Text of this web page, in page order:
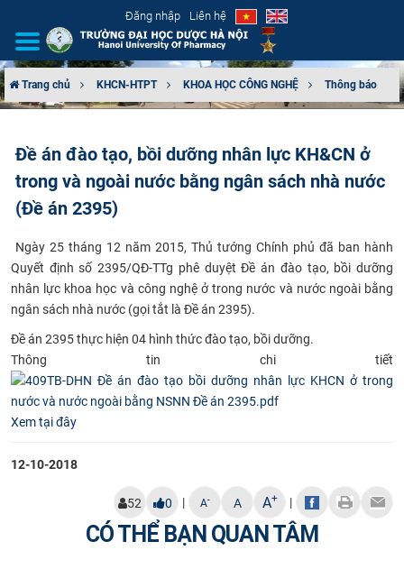
Đăng nhập Liên hệ
CƠ CẤU TỔ CHỨC
TUYỂN SINH
ĐÀO TẠO
ĐẢM BẢO CHẤT LƯỢNG
KHOA HỌC CÔNG NGHỆ
HTQT
CỰU NGƯỜI HỌC
Trang chủ KHCN-HTPT KHOA HỌC CÔNG NGHỆ Thông báo
Đề án đào tạo, bồi dưỡng nhân lực KH&CN ở
trong và ngoài nước bằng ngân sách nhà nước
(Đề án 2395)
Ngày 25 tháng 12 năm 2015, Thủ tướng Chính phủ đã ban hành
Quyết định số 2395/QĐ-TTg phê duyệt Đề án đào tạo, bồi dưỡng
nhân lực khoa học và công nghệ ở trong nước và nước ngoài bằng
ngân sách nhà nước (gọi tắt là Đề án 2395).
​Đề án 2395 thực hiện 04 hình thức đào tạo, bồi dưỡng.
Thông tin chi tiết
Xem tại đây
12-10-2018
52 0 | A- A A+ |
CÓ THỂ BẠN QUAN TÂM